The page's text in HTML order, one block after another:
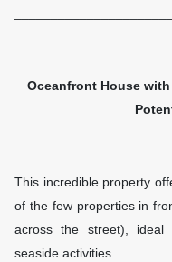
Oceanfront House
This incredible property
of the few properties in
across the street),
seaside activities.